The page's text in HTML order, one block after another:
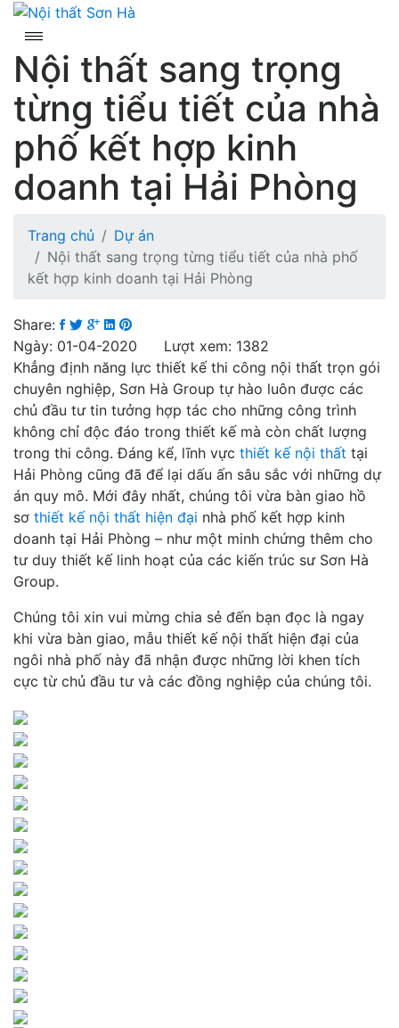
Skip
content
Nội thất sang trọng
từng tiểu tiết của nhà
phố kết hợp kinh
doanh tại Hải Phòng
Trang chủ
Dự án
Nội thất sang trọng từng tiểu tiết của nhà phố
kết hợp kinh doanh tại Hải Phòng
Share:
Ngày: 01-04-2020 Lượt xem: 1382
Khẳng định năng lực thiết kế thi công nội thất trọn gói
chuyên nghiệp, Sơn Hà Group tự hào luôn được các
chủ đầu tư tin tưởng hợp tác cho những công trình
không chỉ độc đáo trong thiết kế mà còn chất lượng
trong thi công. Đáng kể, lĩnh vực thiết kế nội thất tại
Hải Phòng cũng đã để lại dấu ấn sâu sắc với những dự
án quy mô. Mới đây nhất, chúng tôi vừa bàn giao hồ
sơ thiết kế nội thất hiện đại nhà phố kết hợp kinh
doanh tại Hải Phòng – như một minh chứng thêm cho
tư duy thiết kế linh hoạt của các kiến trúc sư Sơn Hà
Group.
Chúng tôi xin vui mừng chia sẻ đến bạn đọc là ngay
khi vừa bàn giao, mẫu thiết kế nội thất hiện đại của
ngôi nhà phố này đã nhận được những lời khen tích
cực từ chủ đầu tư và các đồng nghiệp của chúng tôi.